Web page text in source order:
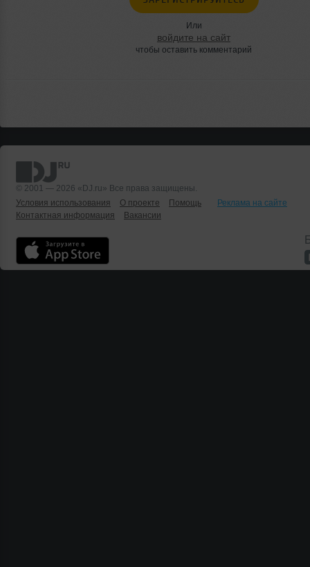
Или
войдите на сайт
чтобы оставить комментарий
© 2001 — 2026 «DJ.ru» Все права защищены.
Условия использования
О проекте Помощь
Реклама на сайте
Контактная информация
Вакансии